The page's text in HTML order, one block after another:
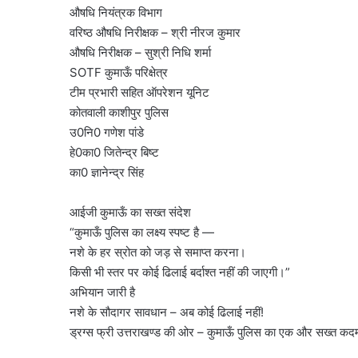
औषधि नियंत्रक विभाग
वरिष्ठ औषधि निरीक्षक – श्री नीरज कुमार
औषधि निरीक्षक – सुश्री निधि शर्मा
SOTF कुमाऊँ परिक्षेत्र
टीम प्रभारी सहित ऑपरेशन यूनिट
कोतवाली काशीपुर पुलिस
उ0नि0 गणेश पांडे
हे0का0 जितेन्द्र बिष्ट
का0 ज्ञानेन्द्र सिंह
आईजी कुमाऊँ का सख्त संदेश
“कुमाऊँ पुलिस का लक्ष्य स्पष्ट है —
नशे के हर स्रोत को जड़ से समाप्त करना।
किसी भी स्तर पर कोई ढिलाई बर्दाश्त नहीं की जाएगी।”
अभियान जारी है
नशे के सौदागर सावधान – अब कोई ढिलाई नहीं!
ड्रग्स फ्री उत्तराखण्ड की ओर – कुमाऊँ पुलिस का एक और सख्त